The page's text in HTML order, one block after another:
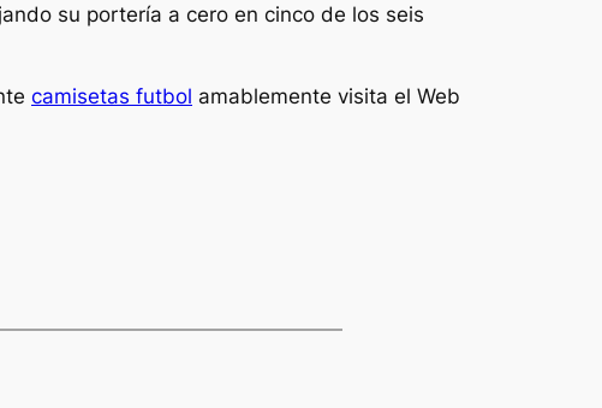
su portería a cero en cinco de los seis
camisetas futbol amablemente visita el Web